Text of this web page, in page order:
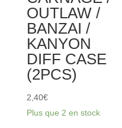
OUTLAW /
BANZAI /
KANYON
DIFF CASE
(2PCS)
2,40€
Plus que 2 en stock